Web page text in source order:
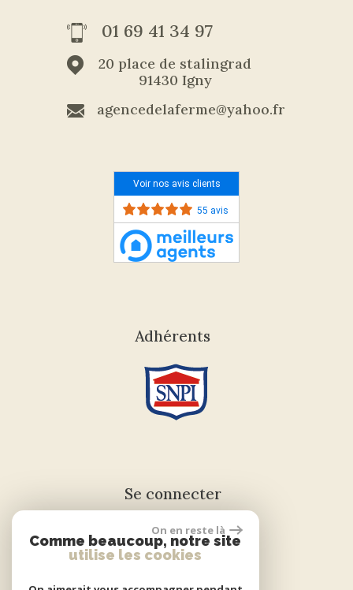
01 69 41 34 97
20 place de stalingrad
91430 Igny
agencedelaferme@yahoo.fr
Voir nos avis clients
55 avis
Adhérents
Se connecter
Espace propriétaire
On en reste là
Comme beaucoup, notre site
utilise les cookies